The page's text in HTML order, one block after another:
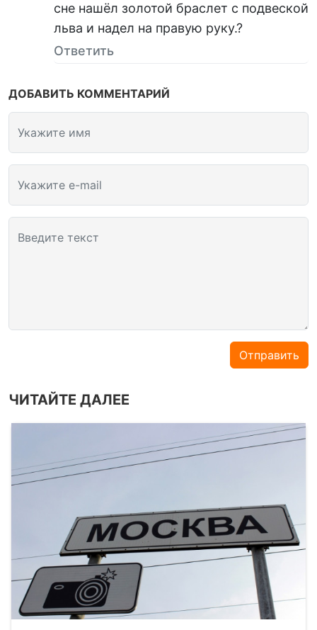
сне нашёл золотой браслет с подвеской
льва и надел на правую руку.?
Ответить
ДОБАВИТЬ КОММЕНТАРИЙ
Укажите имя
Укажите e-mail
Введите текст
Отправить
ЧИТАЙТЕ ДАЛЕЕ